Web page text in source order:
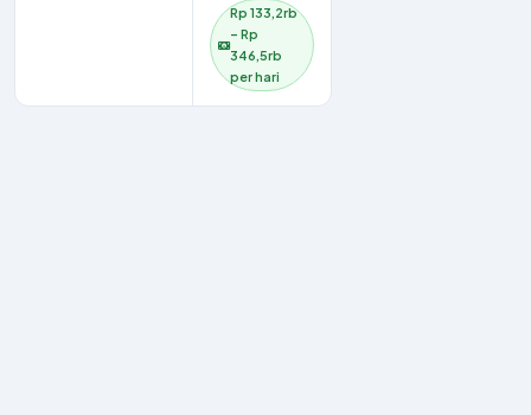
Rp 133,2rb
– Rp
346,5rb
per hari